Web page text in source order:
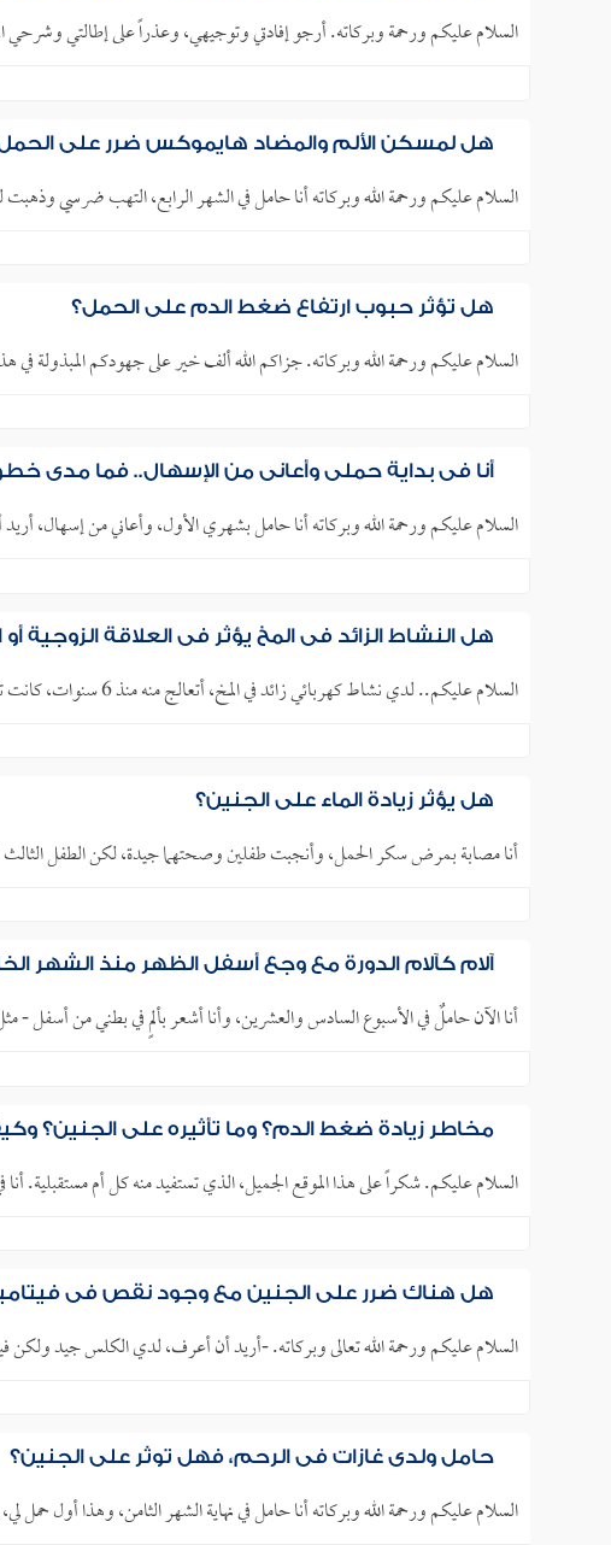
السلام عليكم ورحمة وبركاته. أرجو إفادتي وتوجيهي، وعذراً على إطالتي وشرحي المفصل. أنا
هل لمسكن الألم والمضاد هايموكس ضرر على
السلام عليكم ورحمة الله وبركاته أنا حامل في الشهر الرابع، التهب ضرسي
هل تؤثر حبوب ارتفاع ضغط الدم على الحمل؟
السلام عليكم ورحمة الله وبركاته. جزاكم الله ألف خير على جهودكم المبذولة في
أنا في بداية حملي وأعاني من الإسهال.. فما مدى
السلام عليكم ورحمة الله وبركاته أنا حامل بشهري الأول، وأعاني من إسهال،
هل النشاط الزائد في المخ يؤثر في العلاقة الزوجية
السلام عليكم.. لدي نشاط كهربائي زائد في المخ، أتعالج منه منذ 6 سنوات، كانت تأتي النوبات بعد سنة من بداية العلاج،..
هل يؤثر زيادة الماء على الجنين؟
أنا مصابة بمرض سكر الحمل، وأنجبت طفلين وصحتهما جيدة، لكن الطفل
آلام كآلام الدورة مع وجع أسفل الظهر منذ الشهر
أنا الآن حاملٌ في الأسبوع السادس والعشرين، وأنا أشعر بألمٍ في بطني من أسفل -
مخاطر زيادة ضغط الدم؟ وما تأثيره على الجنين؟
السلام عليكم. شكراً على هذا الموقع الجميل، الذي تستفيد منه كل أم مستقبلية. أنا في الأسبوع 28 من
هل هناك ضرر على الجنين مع وجود نقص في
السلام عليكم ورحمة الله تعالى وبركاته. -أريد أن أعرف، لدي الكلس جيد ولكن فيتامين د ناقص 5 فقط،
حامل ولدي غازات في الرحم، فهل توثر على الجنين؟
السلام عليكم ورحمة الله وبركاته أنا حامل في نهاية الشهر الثامن، وهذا أول